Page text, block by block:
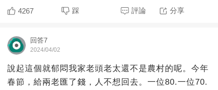
父母的本意是好
4267 踩 評論 分享
回答7
2024/04/02
說起這個就郁悶我家老頭老太還不是農村的呢。今年
春節，給兩老匯了錢，人不想回去。一位80.一位70.